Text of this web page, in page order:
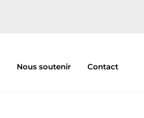
Nous soutenir Contact